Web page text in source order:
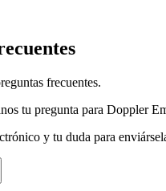
frecuentes.
tu pregunta para Doppler
y tu duda para